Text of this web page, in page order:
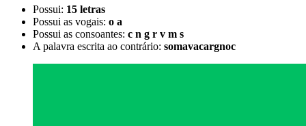
Possui: 15 letras
Possui as vogais: o a
Possui as consoantes: c n g r v m s
A palavra escrita ao contrário: somavacargnoc